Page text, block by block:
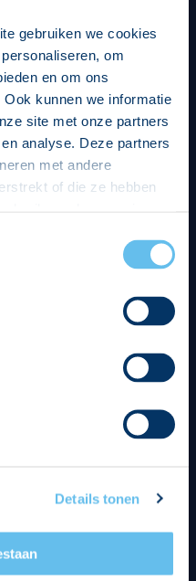
gebruiken we cookies
om
en om ons
kunnen we informatie
site met onze partners
analyse. Deze partners
met andere
of die ze hebben
Je kunt je toestemming
pagina.
Details tonen